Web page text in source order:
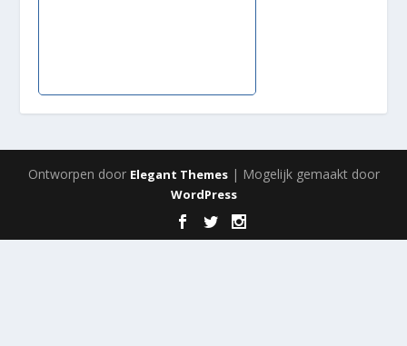
Ontworpen door Elegant Themes| Mogelijk gemaakt door
WordPress